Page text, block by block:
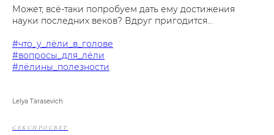
Может, всё-таки попробуем дать ему достижения
науки последних веков? Вдруг пригодится...
#что_у_лёли_в_голове
#вопросы_для_лёли
#лёлины_полезности
Lelya Tarasevich
СЕКСПРОСВЕТ